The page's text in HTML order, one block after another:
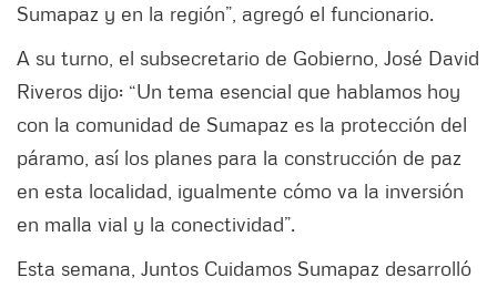
Sumapaz y en la región”, agregó el funcionario.
A su turno, el subsecretario de Gobierno, José David
Riveros dijo: “Un tema esencial que hablamos hoy
con la comunidad de Sumapaz es la protección del
páramo, así los planes para la construcción de paz
en esta localidad, igualmente cómo va la inversión
en malla vial y la conectividad”.
Esta semana, Juntos Cuidamos Sumapaz desarrolló